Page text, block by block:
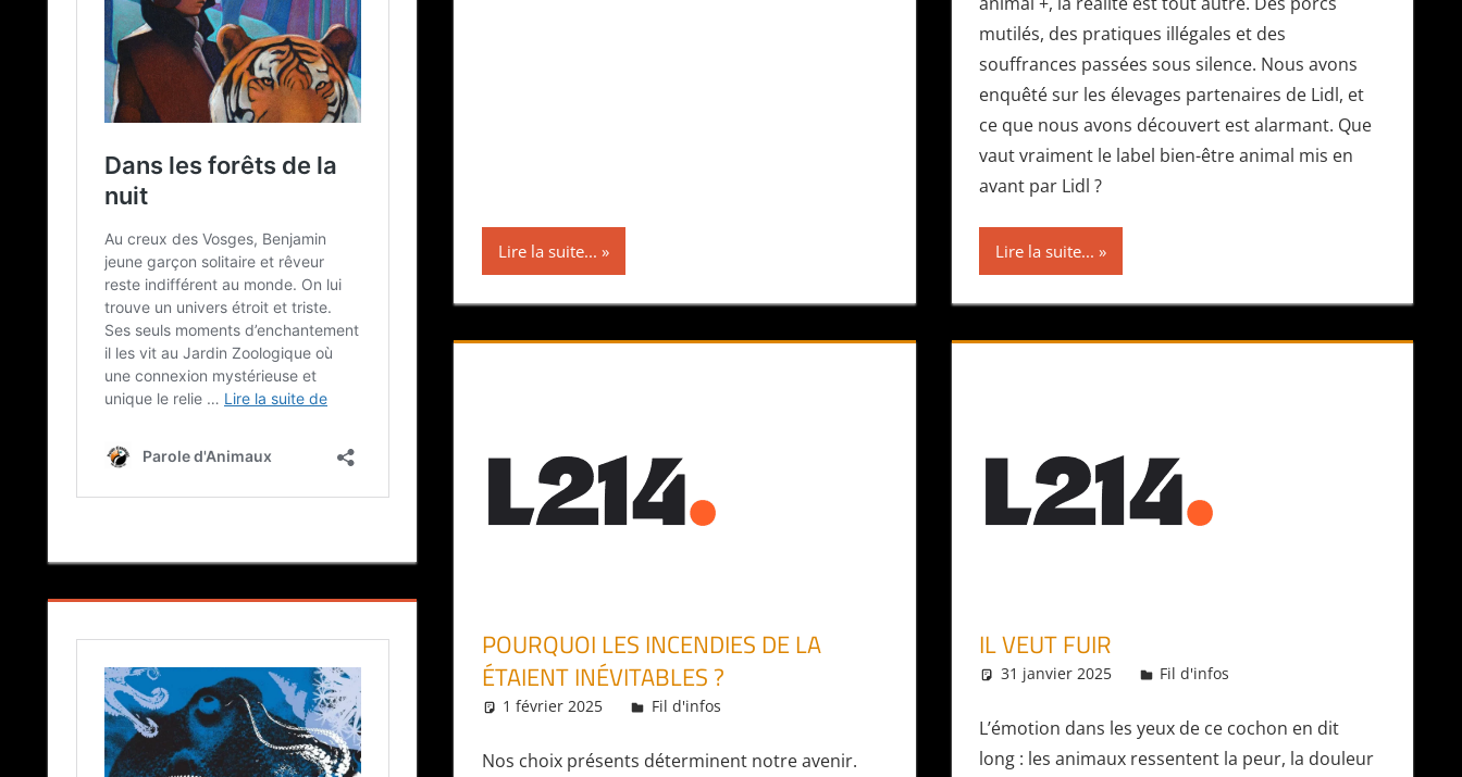
Lire la suite...
mutilés, des pratiques illégales et des
souffrances passées sous silence. Nous avons
enquêté sur les élevages partenaires de Lidl, et
ce que nous avons découvert est alarmant. Que
vaut vraiment le label bien-être animal mis en
avant par Lidl ?
Lire la suite...
POURQUOI LES INCENDIES DE LA
ÉTAIENT INÉVITABLES ?
1 février 2025 Daniel
Fil d'infos
Nos choix présents déterminent notre avenir.
IL VEUT FUIR
31 janvier 2025 Daniel
Fil d'infos
L’émotion dans les yeux de ce cochon en dit
long : les animaux ressentent la peur, la douleur